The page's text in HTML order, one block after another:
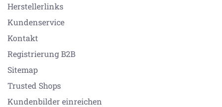
Herstellerlinks
Kundenservice
Kontakt
Registrierung B2B
Sitemap
Trusted Shops
Kundenbilder einreichen